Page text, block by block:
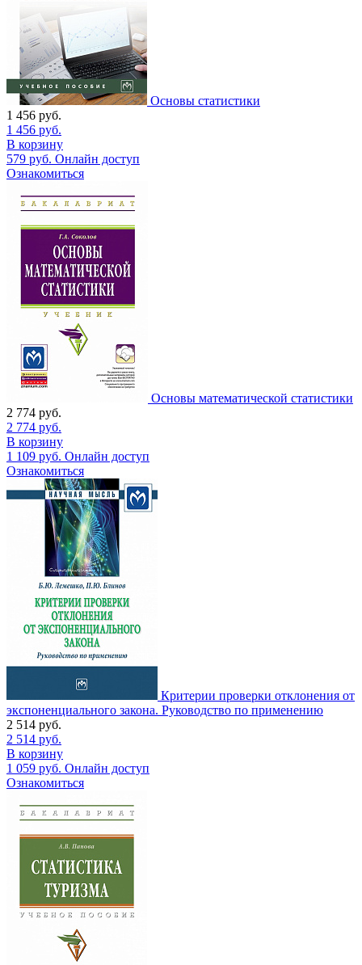
Основы статистики
1 456 руб.
1 456 руб.
В корзину
579 руб. Онлайн доступ
Ознакомиться
Основы математической статистики
2 774 руб.
2 774 руб.
В корзину
1 109 руб. Онлайн доступ
Ознакомиться
Критерии проверки отклонения от
экспоненциального закона. Руководство по применению
2 514 руб.
2 514 руб.
В корзину
1 059 руб. Онлайн доступ
Ознакомиться